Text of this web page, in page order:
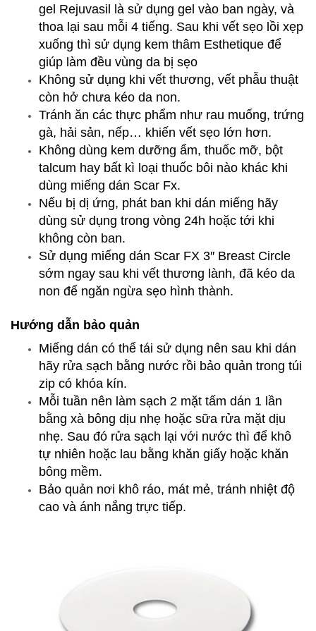
gel Rejuvasil là sử dụng gel vào ban ngày, và
thoa lại sau mỗi 4 tiếng. Sau khi vết sẹo lồi xẹp
xuống thì sử dụng kem thâm Esthetique để
giúp làm đều vùng da bị sẹo
Không sử dụng khi vết thương, vết phẫu thuật
còn hở chưa kéo da non.
Tránh ăn các thực phẩm như rau muống, trứng
gà, hải sản, nếp… khiến vết sẹo lớn hơn.
Không dùng kem dưỡng ẩm, thuốc mỡ, bột
talcum hay bất kì loại thuốc bôi nào khác khi
dùng miếng dán Scar Fx.
Nếu bị dị ứng, phát ban khi dán miếng hãy
dùng sử dụng trong vòng 24h hoặc tới khi
không còn ban.
Sử dụng miếng dán Scar FX 3″ Breast Circle
sớm ngay sau khi vết thương lành, đã kéo da
non để ngăn ngừa sẹo hình thành.
Hướng dẫn bảo quản
Miếng dán có thể tái sử dụng nên sau khi dán
hãy rửa sạch bằng nước rồi bảo quản trong túi
zip có khóa kín.
Mỗi tuần nên làm sạch 2 mặt tấm dán 1 lần
bằng xà bông dịu nhẹ hoặc sữa rửa mặt dịu
nhẹ. Sau đó rửa sạch lại với nước thì để khô
tự nhiên hoặc lau bằng khăn giấy hoặc khăn
bông mềm.
Bảo quản nơi khô ráo, mát mẻ, tránh nhiệt độ
cao và ánh nắng trực tiếp.